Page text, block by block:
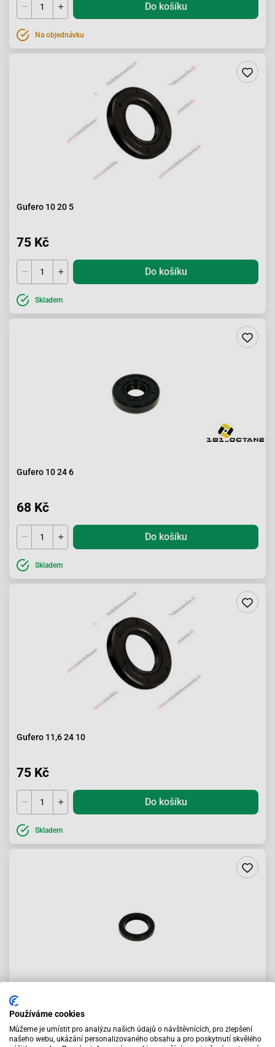
Do košíku
Na objednávku
Gufero 10 20 5
75 Kč
Do košíku
Skladem
Gufero 10 24 6
68 Kč
Do košíku
Skladem
Gufero 11,6 24 10
75 Kč
Do košíku
Skladem
Gufero 12 18 5
75 Kč
Používáme cookies
Můžeme je umístit pro analýzu našich údajů o návštěvnících, pro zlepšení
našeho webu, ukázání personalizovaného obsahu a pro poskytnutí skvělého